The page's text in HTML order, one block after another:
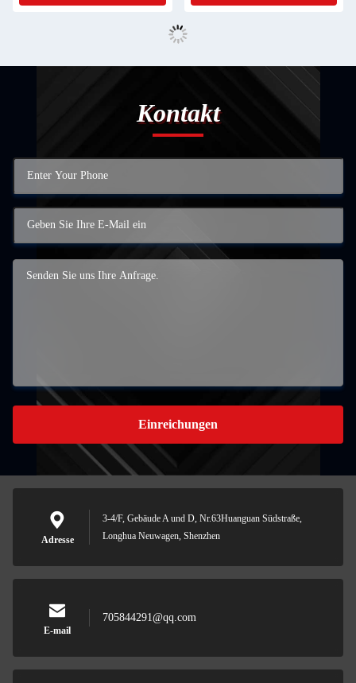
Kontakt
Einreichungen
Adresse
3-4/F, Gebäude A und D, Nr.63Huanguan Südstraße,
Longhua Neuwagen, Shenzhen
E-mail
705844291@qq.com